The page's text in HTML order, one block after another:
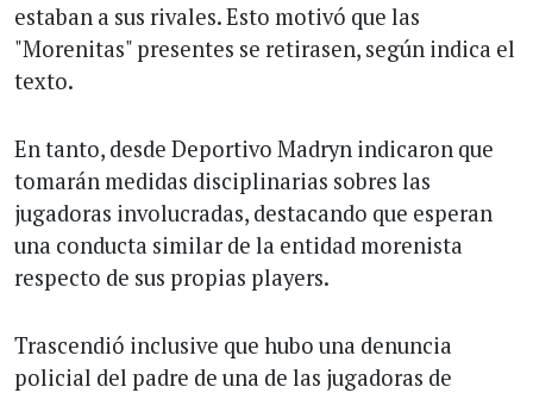
estaban a sus rivales. Esto motivó que las
"Morenitas" presentes se retirasen, según indica el
texto.
En tanto, desde Deportivo Madryn indicaron que
tomarán medidas disciplinarias sobres las
jugadoras involucradas, destacando que esperan
una conducta similar de la entidad morenista
respecto de sus propias players.
Trascendió inclusive que hubo una denuncia
policial del padre de una de las jugadoras de